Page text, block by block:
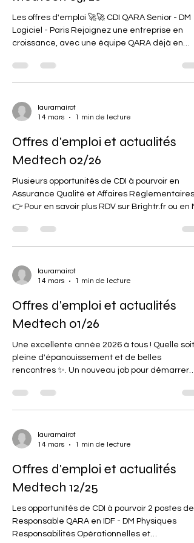
Les offres d'emploi 🚀🚀 CDI QARA Senior - DM
Logiciel - Paris Rejoignez une entreprise en
croissance, avec une équipe QARA déjà en
documentation technique CE & FDA,
l'amélioration du SMQ, Gérer les NC / CAPA et
QARA / Dispositif Médical Logiciel classe II 🔥🔥
CDI Spécialiste QARA - DM Logiciel - Bordeaux
et par
lauramairot
14 mars
1 min de lecture
Offres d'emploi et actualités
Medtech 02/26
Plusieurs opportunités de CDI à pourvoir en
Assurance Qualité et Affaires Réglementaires !
👉 Pour en savoir plus RDV sur Brightr.fr ou en MP.
FineHeart : "La medtech girondine Fineheart
combine une levée en série C de 35 millions
millions d'euros pour financer la fabrication en
France à l'échelle industrielle de sa mini-
prénatale
lauramairot
14 mars
1 min de lecture
Offres d'emploi et actualités
Medtech 01/26
Une excellente année 2026 à tous ! Quelle soit
pleine d'épanouissement et de belles
rencontres ✨. Un nouveau job pour démarrer
Dispositif Médicaux Logiciels - Paris
Une scaleup qui développe et commercialise
la stratégie réglementaire, Maintenir et
améliorer le SMQ, Assurer le lien avec les
certifications existantes et l'ob
lauramairot
14 mars
1 min de lecture
Offres d'emploi et actualités
Medtech 12/25
Les opportunités de CDI à pourvoir 2 postes de
Responsable QARA en IDF - DM Physiques
Responsabilités Opérationnelles et